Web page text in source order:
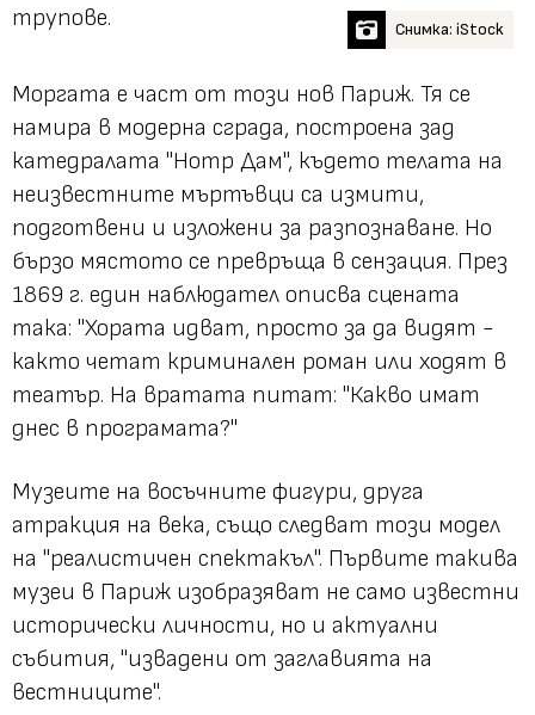
трупове.
Снимка: iStock
Моргата е част от този нов Париж. Тя се
намира в модерна сграда, построена зад
катедралата "Нотр Дам", където телата на
неизвестните мъртъвци са измити,
подготвени и изложени за разпознаване. Но
бързо мястото се превръща в сензация. През
1869 г. един наблюдател описва сцената
така: "Хората идват, просто за да видят -
както четат криминален роман или ходят в
театър. На вратата питат: "Какво имат
днес в програмата?"
Музеите на восъчните фигури, друга
атракция на века, също следват този модел
на "реалистичен спектакъл". Първите такива
музеи в Париж изобразяват не само известни
исторически личности, но и актуални
събития, "извадени от заглавията на
вестниците".